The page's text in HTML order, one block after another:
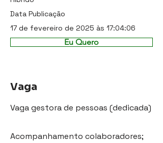
Data Publicação
17 de fevereiro de 2025 às 17:04:06
Eu Quero
Vaga
Vaga gestora de pessoas (dedicada)
Acompanhamento colaboradores;